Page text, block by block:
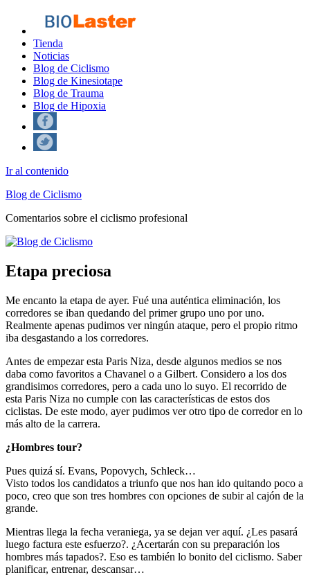
Tienda
Noticias
Blog de Ciclismo
Blog de Kinesiotape
Blog de Trauma
Blog de Hipoxia
Ir al contenido
Blog de Ciclismo
Comentarios sobre el ciclismo profesional
Etapa preciosa
Me encanto la etapa de ayer. Fué una auténtica eliminación, los
corredores se iban quedando del primer grupo uno por uno.
Realmente apenas pudimos ver ningún ataque, pero el propio ritmo
iba desgastando a los corredores.
Antes de empezar esta Paris Niza, desde algunos medios se nos
daba como favoritos a Chavanel o a Gilbert. Considero a los dos
grandisimos corredores, pero a cada uno lo suyo. El recorrido de
esta Paris Niza no cumple con las características de estos dos
ciclistas. De este modo, ayer pudimos ver otro tipo de corredor en lo
más alto de la carrera.
¿Hombres tour?
Pues quizá sí. Evans, Popovych, Schleck…
Visto todos los candidatos a triunfo que nos han ido quitando poco a
poco, creo que son tres hombres con opciones de subir al cajón de la
grande.
Mientras llega la fecha veraniega, ya se dejan ver aquí. ¿Les pasará
luego factura este esfuerzo?. ¿Acertarán con su preparación los
hombres más tapados?. Eso es también lo bonito del ciclismo. Saber
planificar, entrenar, descansar…